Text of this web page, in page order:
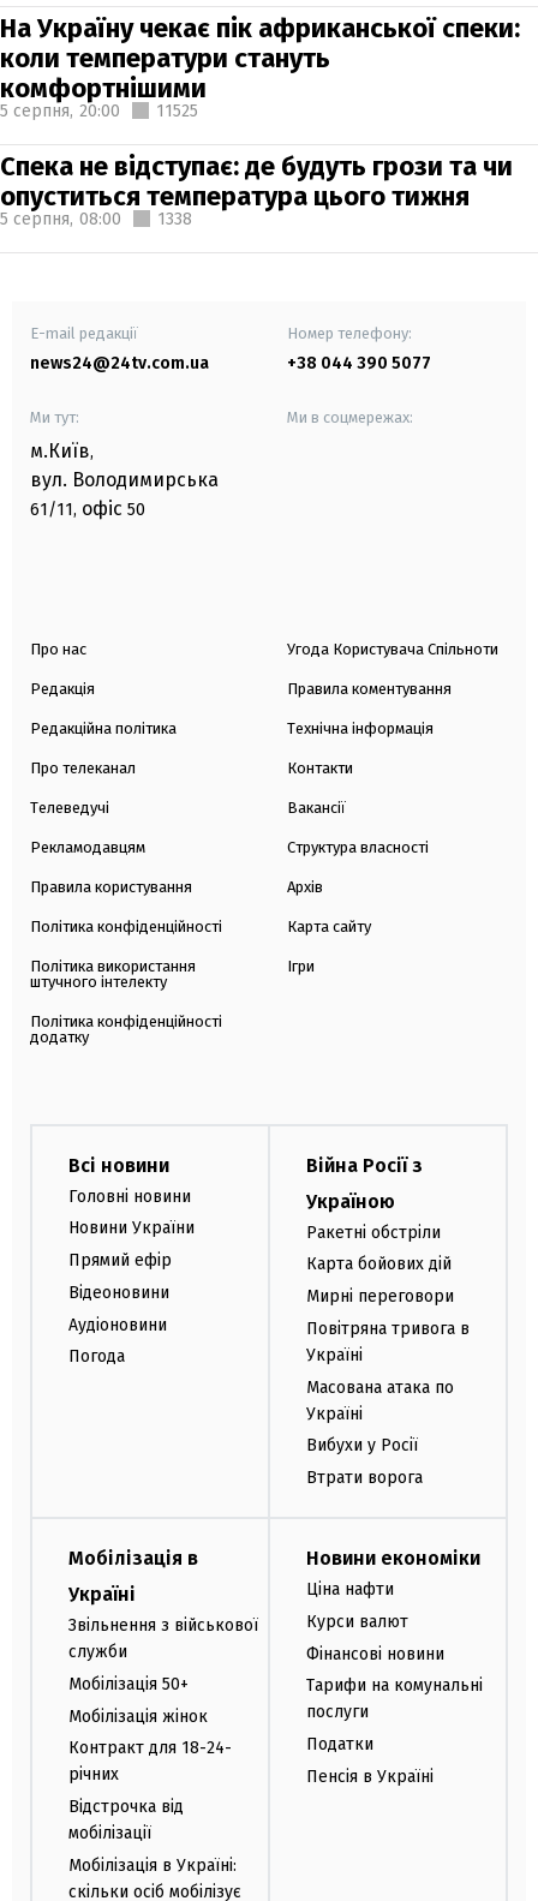
На Україну чекає пік африканської спеки:
коли температури стануть
комфортнішими
5 серпня, 20:00 11525
Спека не відступає: де будуть грози та чи
опуститься температура цього тижня
5 серпня, 08:00 1338
E-mail редакції
news24@24tv.com.ua
Номер телефону:
+38 044 390 5077
Ми тут:
м.Київ,
вул. Володимирська
61/11, офіс 50
Ми в соцмережах:
Про нас
Редакція
Редакційна політика
Про телеканал
Телеведучі
Рекламодавцям
Правила користування
Політика конфіденційності
Політика використання
штучного інтелекту
Політика конфіденційності
додатку
Угода Користувача Спільноти
Правила коментування
Технічна інформація
Контакти
Вакансії
Структура власності
Архів
Карта сайту
Ігри
Всі новини
Головні новини
Новини України
Прямий ефір
Відеоновини
Аудіоновини
Погода
Війна Росії з
Україною
Ракетні обстріли
Карта бойових дій
Мирні переговори
Повітряна тривога в
Україні
Масована атака по
Україні
Вибухи у Росії
Втрати ворога
Мобілізація в
Україні
Звільнення з військової
служби
Мобілізація 50+
Мобілізація жінок
Контракт для 18-24-
річних
Відстрочка від
мобілізації
Мобілізація в Україні:
скільки осіб мобілізує
Новини економіки
Ціна нафти
Курси валют
Фінансові новини
Тарифи на комунальні
послуги
Податки
Пенсія в Україні